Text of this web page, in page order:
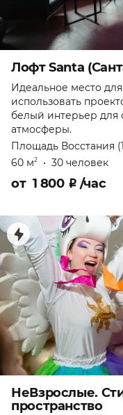
Лофт Santa
Идеальное место
использовать
белый интерьер для
атмосферы.
Площадь Восстания
60 м2 • 30 человек
от 1 800 ₽ /час
НеВзрослые.
пространство